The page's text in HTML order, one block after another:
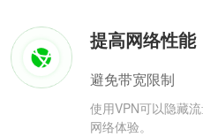
提高网络性能
避免带宽限制
使用VPN可以隐藏
网络体验。